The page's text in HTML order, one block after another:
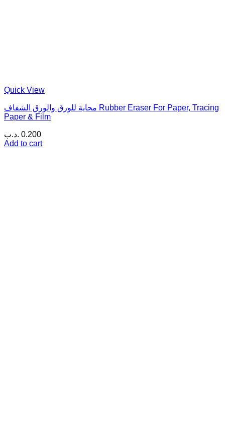
Quick View
محاية للورق والورق الشفاف Rubber Eraser For Paper, Tracing
Paper & Film
0.200 .د.ب
Add to cart